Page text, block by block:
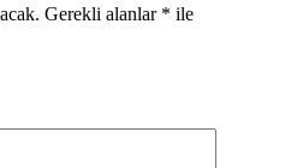
Gerekli alanlar * ile